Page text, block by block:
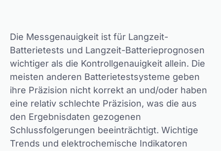
Die Messgenauigkeit ist für Langzeit-
Batterietests und Langzeit-Batterieprognosen
wichtiger als die Kontrollgenauigkeit allein. Die
meisten anderen Batterietestsysteme geben
ihre Präzision nicht korrekt an und/oder haben
eine relativ schlechte Präzision, was die aus
den Ergebnisdaten gezogenen
Schlussfolgerungen beeinträchtigt. Wichtige
Trends und elektrochemische Indikatoren